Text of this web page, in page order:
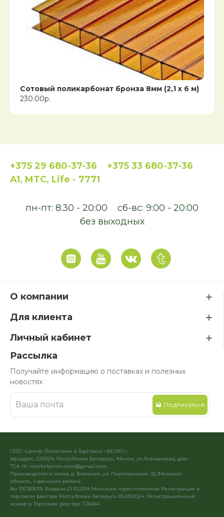
Сотовый поликарбонат бронза 8мм (2,1 x 6 м)
230.00р.
+375 29 680-37-36
+375 33 680-37-36
A1, MTC, Life - 7771
пн-пт: 8:30 - 20:00
сб-вс: 9:00 - 20:00
без выходных
О компании
Для клиента
Личный кабинет
Рассылка
Получайте информацию о поставках и полезных
новостях
Подписаться
ООО «Центр Логистики и Торговли «ВЕЛЕС»
юр.адрес: 220024, Республика Беларусь, Минск, ул.Асаналиева, дом
72А-1А, comfortprom.com@gmail.com
Производство и склад: д. Теляково, ул. Партизанская 1Д (Минская
область, Узденский район)
No 192363019, Выдано 21.10.2014 Минским горисполкомом Регистрация в
торговом реестре Республики Беларусь 05.09.2024. Регистрационный
номер в Торговом реестре 726454